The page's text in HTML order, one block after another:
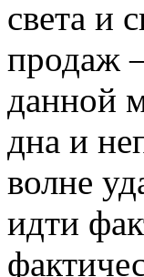
света и
продаж
данной
дна и
волне
идти